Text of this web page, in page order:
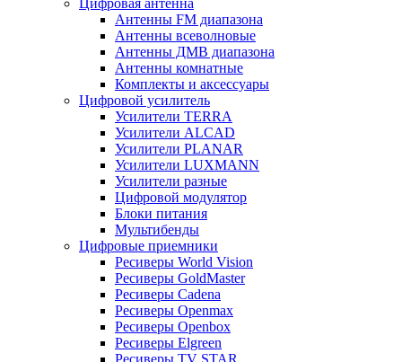
Цифровая антенна
Антенны FM диапазона
Антенны всеволновые
Антенны ДМВ диапазона
Антенны комнатные
Комплекты и аксессуары
Цифровой усилитель
Усилители TERRA
Усилители ALCAD
Усилители PLANAR
Усилители LUXMANN
Усилители разные
Цифровой модулятор
Блоки питания
Мультибенды
Цифровые приемники
Ресиверы World Vision
Ресиверы GoldMaster
Ресиверы Cadena
Ресиверы Openmax
Ресиверы Openbox
Ресиверы Elgreen
Ресиверы TV STAR